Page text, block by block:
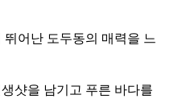
어난 도두동의 매력을 느
샷을 남기고 푸른 바다를